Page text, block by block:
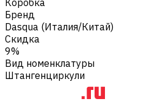
Бренд
Dasqua (Италия/Китай)
Скидка
9%
Вид номенклатуры
Штангенциркули